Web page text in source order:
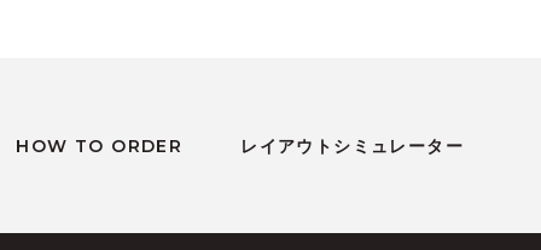
HOW TO ORDER レイアウトシミュレーター